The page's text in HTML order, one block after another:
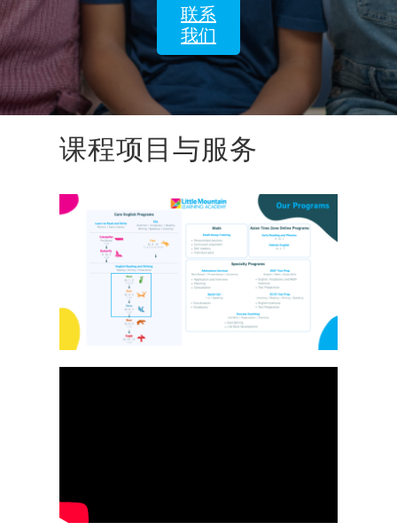
联系
我们
课程项目与服务